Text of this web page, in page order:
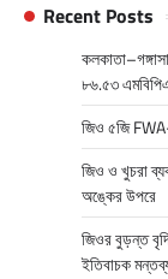
Recent Posts
৮৬.৫৩
জিও ৫জি
জিও ও খুচরা
অঙ্কের উপরে
জিওর বুড়ন্ত
ইতিবাচক